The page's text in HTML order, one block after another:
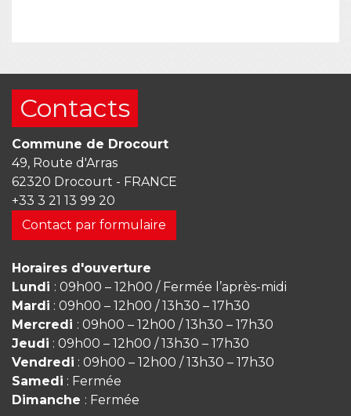
Contacts
Commune de Drocourt
49, Route d'Arras
62320 Drocourt - FRANCE
+33 3 21 13 99 20
Contact par formulaire
Horaires d'ouverture
Lundi : 09h00 – 12h00 / Fermée l’après-midi
Mardi : 09h00 – 12h00 / 13h30 – 17h30
Mercredi : 09h00 – 12h00 / 13h30 – 17h30
Jeudi : 09h00 – 12h00 / 13h30 – 17h30
Vendredi : 09h00 – 12h00 / 13h30 – 17h30
Samedi : Fermée
Dimanche : Fermée